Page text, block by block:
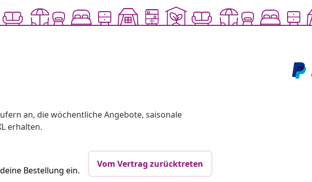
an, die wöchentliche Angebote, saisonale
erhalten.
Bestellung ein.
Vom Vertrag zurücktreten